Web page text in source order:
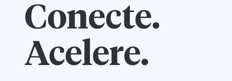
Conecte.
Acelere.